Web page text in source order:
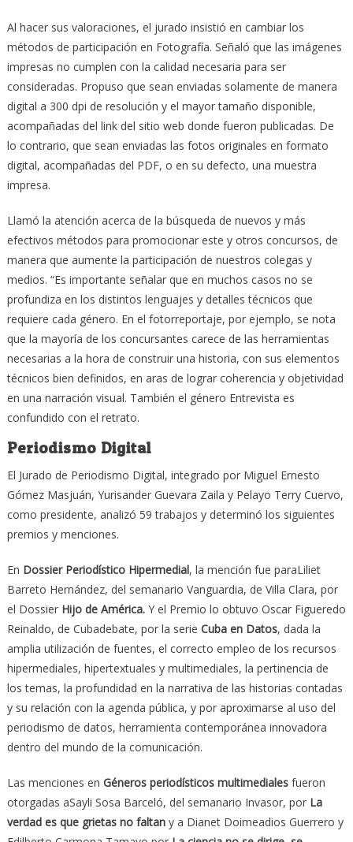
Al hacer sus valoraciones, el jurado insistió en cambiar los
métodos de participación en Fotografía. Señaló que las imágenes
impresas no cumplen con la calidad necesaria para ser
consideradas. Propuso que sean enviadas solamente de manera
digital a 300 dpi de resolución y el mayor tamaño disponible,
acompañadas del link del sitio web donde fueron publicadas. De
lo contrario, que sean enviadas las fotos originales en formato
digital, acompañadas del PDF, o en su defecto, una muestra
impresa.
Llamó la atención acerca de la búsqueda de nuevos y más
efectivos métodos para promocionar este y otros concursos, de
manera que aumente la participación de nuestros colegas y
medios. “Es importante señalar que en muchos casos no se
profundiza en los distintos lenguajes y detalles técnicos que
requiere cada género. En el fotorreportaje, por ejemplo, se nota
que la mayoría de los concursantes carece de las herramientas
necesarias a la hora de construir una historia, con sus elementos
técnicos bien definidos, en aras de lograr coherencia y objetividad
en una narración visual. También el género Entrevista es
confundido con el retrato.
Periodismo Digital
El Jurado de Periodismo Digital, integrado por Miguel Ernesto
Gómez Masjuán, Yurisander Guevara Zaila y Pelayo Terry Cuervo,
como presidente, analizó 59 trabajos y determinó los siguientes
premios y menciones.
En Dossier Periodístico Hipermedial, la mención fue paraLiliet
Barreto Hernández, del semanario Vanguardia, de Villa Clara, por
el Dossier Hijo de América. Y el Premio lo obtuvo Oscar Figueredo
Reinaldo, de Cubadebate, por la serie Cuba en Datos, dada la
amplia utilización de fuentes, el correcto empleo de los recursos
hipermediales, hipertextuales y multimediales, la pertinencia de
los temas, la profundidad en la narrativa de las historias contadas
y su relación con la agenda pública, y por aproximarse al uso del
periodismo de datos, herramienta contemporánea innovadora
dentro del mundo de la comunicación.
Las menciones en Géneros periodísticos multimediales fueron
otorgadas aSayli Sosa Barceló, del semanario Invasor, por La
verdad es que grietas no faltan y a Dianet Doimeadios Guerrero y